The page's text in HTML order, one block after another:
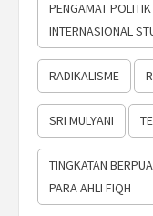
PENGAMAT
INTERNASIONAL
RADIKALISME
SRI MULYANI
TINGKATAN
PARA AHLI FIQH